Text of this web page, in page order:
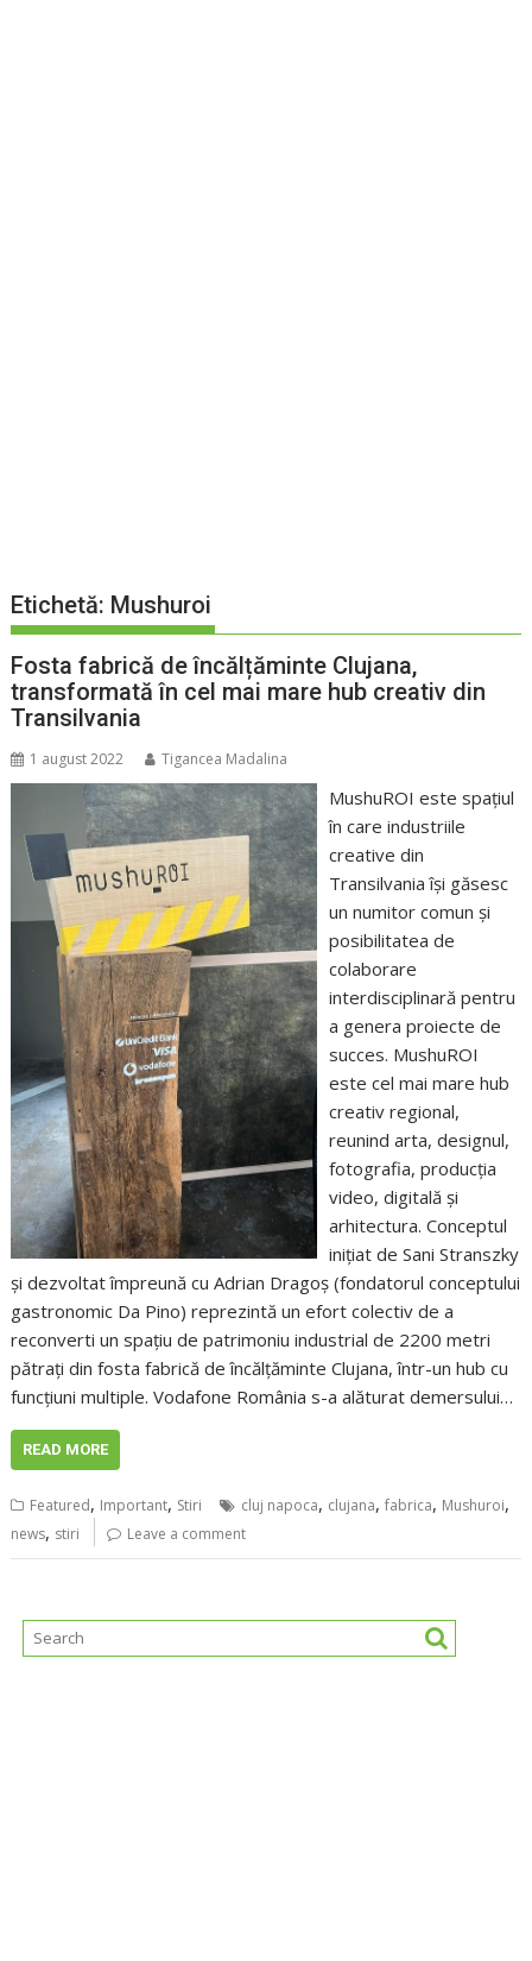
Etichetă: Mushuroi
Fosta fabrică de încălțăminte Clujana,
transformată în cel mai mare hub creativ din
Transilvania
1 august 2022 Tigancea Madalina
MushuROI este spațiul
în care industriile
creative din
Transilvania își găsesc
un numitor comun și
posibilitatea de
colaborare
interdisciplinară pentru
a genera proiecte de
succes. MushuROI
este cel mai mare hub
creativ regional,
reunind arta, designul,
fotografia, producția
video, digitală și
arhitectura. Conceptul
inițiat de Sani Stranszky
și dezvoltat împreună cu Adrian Dragoș (fondatorul conceptului
gastronomic Da Pino) reprezintă un efort colectiv de a
reconverti un spațiu de patrimoniu industrial de 2200 metri
pătrați din fosta fabrică de încălțăminte Clujana, într-un hub cu
funcțiuni multiple. Vodafone România s-a alăturat demersului…
READ MORE
Featured, Important, Stiri cluj napoca, clujana,fabrica, Mushuroi,
news, stiri Leave a comment